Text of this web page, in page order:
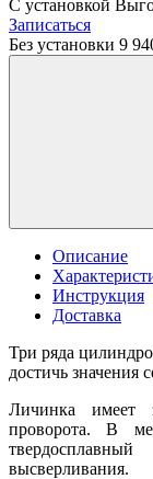
С установкой
Записаться
Без установки 9
Описание
Инструкция
Доставка
Три ряда
достичь значения
Личинка имеет
проворота. В
высверливания.